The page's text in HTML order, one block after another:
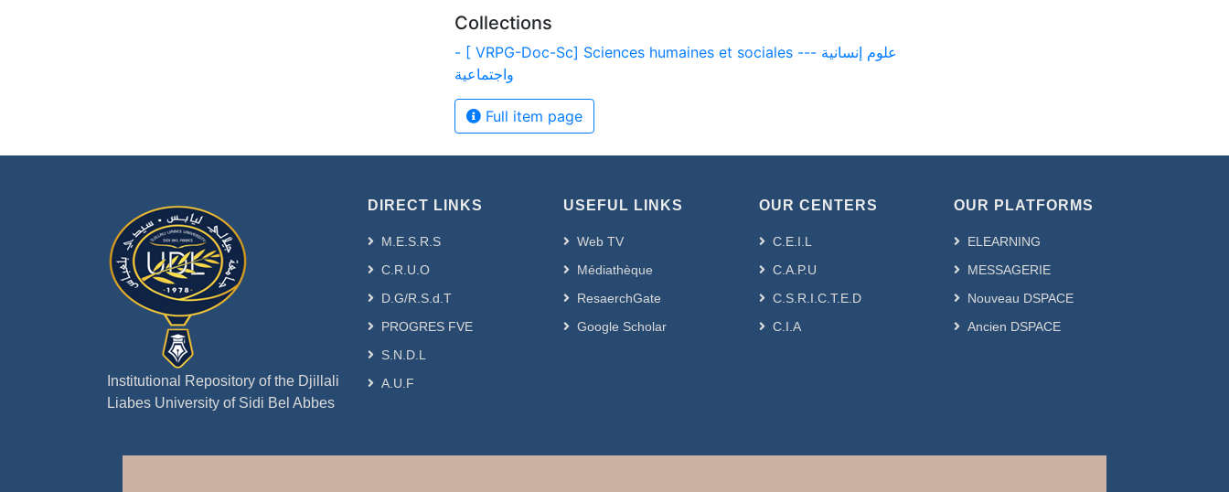
Collections
- [ VRPG-Doc-Sc] Sciences humaines et sociales --- علوم إنسانية
واجتماعية
Full item page
Institutional Repository of the Djillali
Liabes University of Sidi Bel Abbes
DIRECT LINKS
M.E.S.R.S
C.R.U.O
D.G/R.S.d.T
PROGRES FVE
S.N.D.L
A.U.F
USEFUL LINKS
Web TV
Médiathèque
ResaerchGate
Google Scholar
OUR CENTERS
C.E.I.L
C.A.P.U
C.S.R.I.C.T.E.D
C.I.A
OUR PLATFORMS
ELEARNING
MESSAGERIE
Nouveau DSPACE
Ancien DSPACE